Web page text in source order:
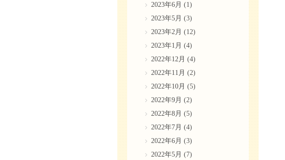
2023年6月 (1)
2023年5月 (3)
2023年2月 (12)
2023年1月 (4)
2022年12月 (4)
2022年11月 (2)
2022年10月 (5)
2022年9月 (2)
2022年8月 (5)
2022年7月 (4)
2022年6月 (3)
2022年5月 (7)